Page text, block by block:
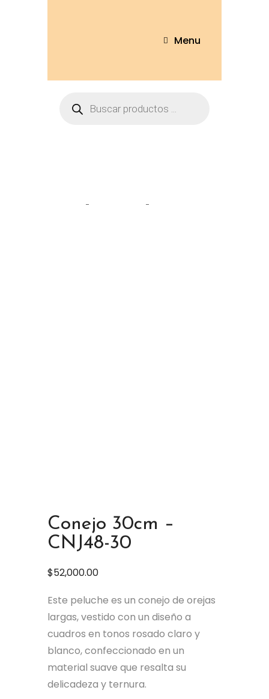
Menu
Conejo 30cm –
CNJ48-30
$52,000.00
Este peluche es un conejo de orejas
largas, vestido con un diseño a
cuadros en tonos rosado claro y
blanco, confeccionado en un
material suave que resalta su
delicadeza y ternura.